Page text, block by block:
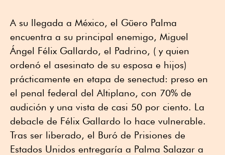
A su llegada a México, el Güero Palma
encuentra a su principal enemigo, Miguel
Ángel Félix Gallardo, el Padrino, ( y quien
ordenó el asesinato de su esposa e hijos)
prácticamente en etapa de senectud: preso en
el penal federal del Altiplano, con 70% de
audición y una vista de casi 50 por ciento. La
debacle de Félix Gallardo lo hace vulnerable.
Tras ser liberado, el Buró de Prisiones de
Estados Unidos entregaría a Palma Salazar a